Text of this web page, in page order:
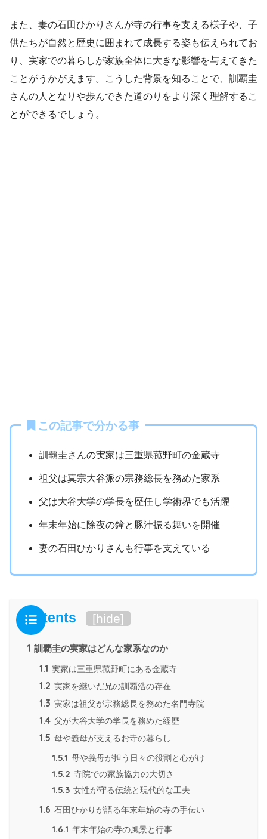
また、妻の石田ひかりさんが寺の行事を支える様子や、子
供たちが自然と歴史に囲まれて成長する姿も伝えられてお
り、実家での暮らしが家族全体に大きな影響を与えてきた
ことがうかがえます。こうした背景を知ることで、訓覇圭
さんの人となりや歩んできた道のりをより深く理解するこ
とができるでしょう。
この記事で分かる事
訓覇圭さんの実家は三重県菰野町の金蔵寺
祖父は真宗大谷派の宗務総長を務めた家系
父は大谷大学の学長を歴任し学術界でも活躍
年末年始に除夜の鐘と豚汁振る舞いを開催
妻の石田ひかりさんも行事を支えている
Contents [hide]
1 訓覇圭の実家はどんな家系なのか
1.1 実家は三重県菰野町にある金蔵寺
1.2 実家を継いだ兄の訓覇浩の存在
1.3 実家は祖父が宗務総長を務めた名門寺院
1.4 父が大谷大学の学長を務めた経歴
1.5 母や義母が支えるお寺の暮らし
1.5.1 母や義母が担う日々の役割と心がけ
1.5.2 寺院での家族協力の大切さ
1.5.3 女性が守る伝統と現代的な工夫
1.6 石田ひかりが語る年末年始の寺の手伝い
1.6.1 年末年始の寺の風景と行事